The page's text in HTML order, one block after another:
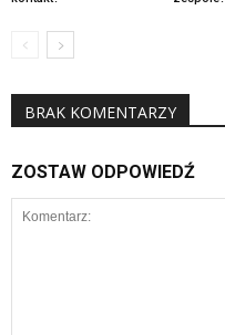
BRAK KOMENTARZY
ZOSTAW ODPOWIEDŹ